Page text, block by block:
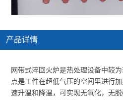
产品详情
网带式淬回火炉是热处理设备中较
点是工件在超低气压的空间里进行
速升温和降温，可实现无氧化，无